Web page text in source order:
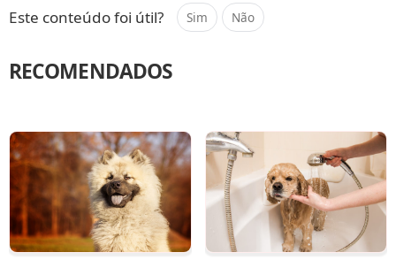
Este conteúdo foi útil? Sim Não
RECOMENDADOS